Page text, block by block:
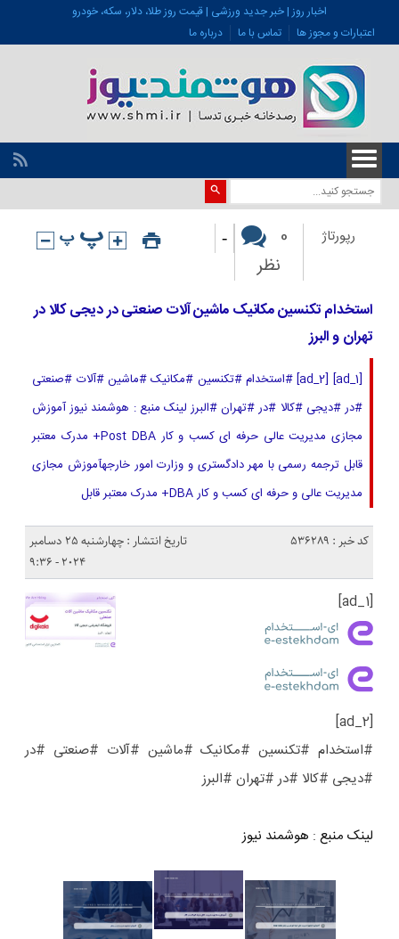
اخبار روز | خبر جدید ورزشی | قیمت روز طلا، دلار، سکه، خودرو
اعتبارات و مجوز ها
تماس با ما درباره ما
رپورتاژ
0
نظر
-
استخدام تکنسین مکانیک ماشین آلات صنعتی در دیجی کالا در
تهران و البرز
[ad_1] [ad_2] #استخدام #تکنسین #مکانیک #ماشین #آلات #صنعتی
#در #دیجی #کالا #در #تهران #البرز لینک منبع : هوشمند نیوز آموزش
مجازی مدیریت عالی حرفه ای کسب و کار Post DBA+ مدرک معتبر
قابل ترجمه رسمی با مهر دادگستری و وزارت امور خارجهآموزش مجازی
مدیریت عالی و حرفه ای کسب و کار DBA+ مدرک معتبر قابل
کد خبر : 536289
تاریخ انتشار : چهارشنبه 25 دسامبر
2024 - 9:36
[ad_1]
[ad_2]
#استخدام #تکنسین #مکانیک #ماشین #آلات #صنعتی #در
#دیجی #کالا #در #تهران #البرز
لینک منبع : هوشمند نیوز